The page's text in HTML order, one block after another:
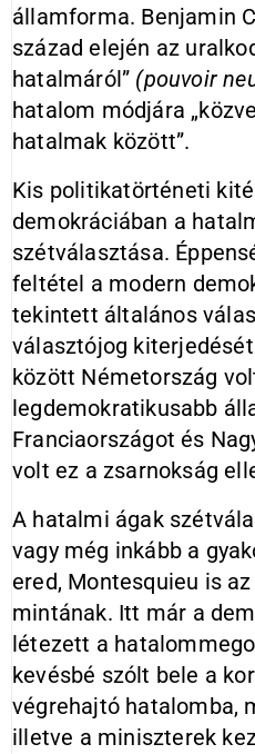
államforma. Benjamin
század elején az
hatalmáról” (pouvoir
hatalom módjára
hatalmak között”.
Kis politikatörténeti
demokráciában a
szétválasztása.
feltétel a modern
tekintett általános
választójog
között Németország
legdemokratikusabb
Franciaországot és
volt ez a zsarnokság
A hatalmi ágak
vagy még inkább a
ered, Montesquieu is
mintának. Itt már a
létezett a
kevésbé szólt bele a
végrehajtó hatalomba,
illetve a miniszterek